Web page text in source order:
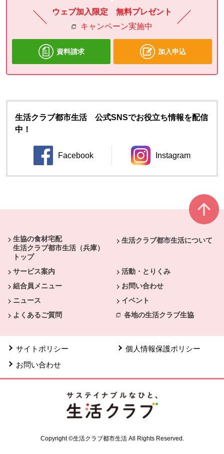
ウェブ加入限定 無料プレゼント
キャンペーン実施中
資料請求 加入申込
生活クラブ都市生活 公式SNSでお役立ち情報を配信
中！
Facebook
別のウィンドウで開きます。
Instagram
別のウィンドウ
生協の食材宅配
生活クラブ都市生活（兵庫）
トップ
生活クラブ都市生活について
サービス案内
活動・とりくみ
組合員メニュー
お問い合わせ
ニュース
イベント
よくあるご質問
各地の生活クラブ生協
サイトポリシー
個人情報保護ポリシー
お問い合わせ
Copyright ©生活クラブ都市生活 All Rights Reserved.